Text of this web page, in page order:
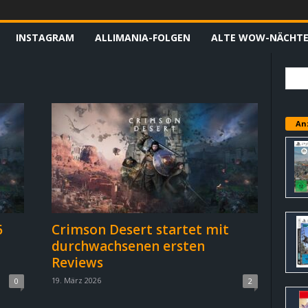
INSTAGRAM ALLIMANIA-FOLGEN ALTE WOW-NÄCHTE
0
Crimson Desert startet mit
durchwachsenen ersten
Reviews
19. März 2026 2